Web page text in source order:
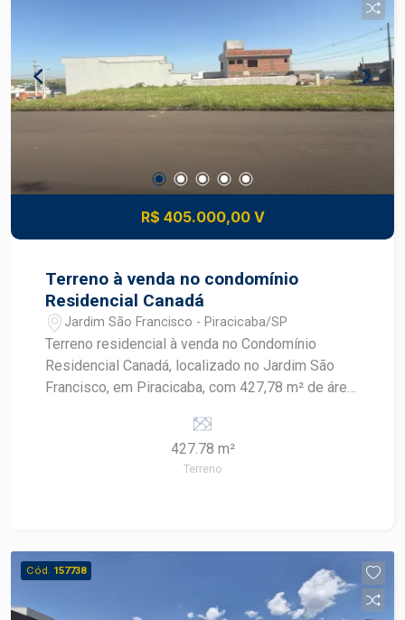
R$ 405.000,00 V
Terreno à venda no condomínio
Residencial Canadá
Jardim São Francisco - Piracicaba/SP
Terreno residencial à venda no Condomínio
Residencial Canadá, localizado no Jardim São
Francisco, em Piracicaba, com 427,78 m² de área
construir uma residência personalizada em
condomínio residencial. CARACTERÍSTICAS DO
IMÓVEL - Terreno residencial em condomínio -
destinado à construção - Área ampla para projeto
residencial DIFERENCIAIS DO IMÓVEL - Ampla
área de terreno com 427,78 m² - Inserido em
427.78 m²
Terreno
Cód. 157738